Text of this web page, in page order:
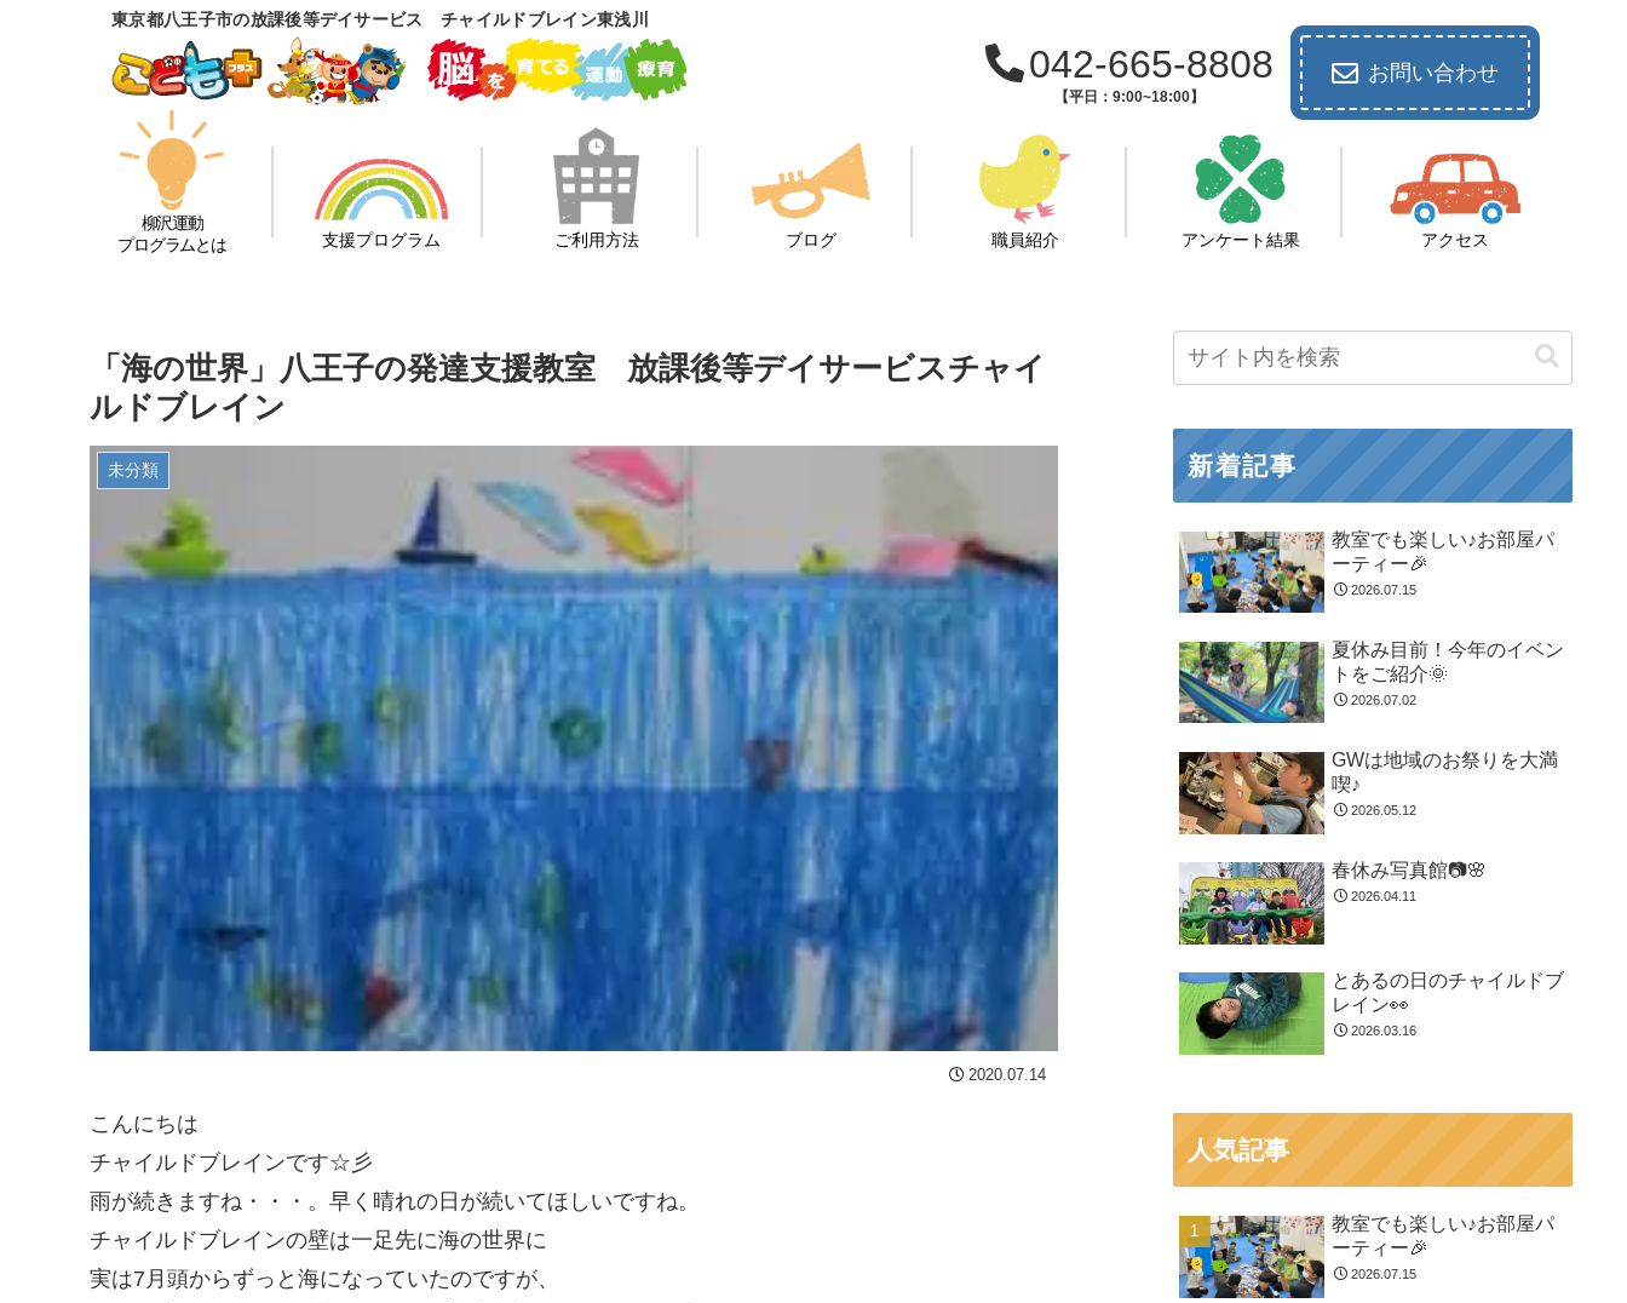
東京都八王子市の放課後等デイサービス チャイルドブレイン東浅川
042-665-8808
【平日：9:00~18:00】
お問い合わせ
柳沢運動
プログラムとは
支援プログラム ご利用方法 ブログ 職員紹介 アンケート結果 アクセス
「海の世界」八王子の発達支援教室 放課後等デイサービスチャイ
ルドブレイン
未分類
2020.07.14
こんにちは
チャイルドブレインです☆彡
雨が続きますね・・・。早く晴れの日が続いてほしいですね。
チャイルドブレインの壁は一足先に海の世界に
実は7月頭からずっと海になっていたのですが、
新着記事
教室でも楽しい♪お部屋パ
ーティー🎉
2026.07.15
夏休み目前！今年のイベン
トをご紹介🌞
2026.07.02
GWは地域のお祭りを大満
喫♪
2026.05.12
春休み写真館📷🌸
2026.04.11
とあるの日のチャイルドブ
レイン👀
2026.03.16
人気記事
教室でも楽しい♪お部屋パ
ーティー🎉
2026.07.15